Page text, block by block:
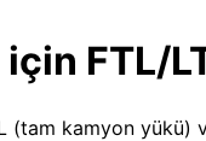
FTL/
(tam kamyon